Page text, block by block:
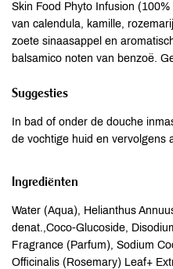
Skin Food Phyto Infusion
van calendula, kamille,
zoete sinaasappel en
balsamico noten van benzoë.
Suggesties
In bad of onder de douche
de vochtige huid en vervolgens
Ingrediënten
Water (Aqua), Helianthus
denat.,Coco-Glucoside,
Fragrance (Parfum), Sodium
Officinalis (Rosemary) Leaf+